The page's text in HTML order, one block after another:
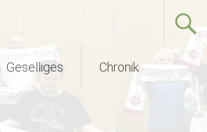
Geselliges Chronik